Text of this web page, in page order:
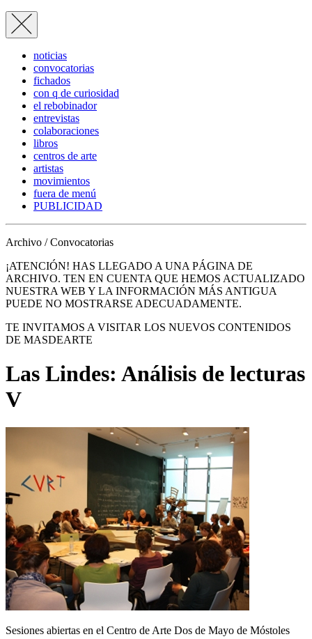
noticias
convocatorias
fichados
con q de curiosidad
el rebobinador
entrevistas
colaboraciones
libros
centros de arte
artistas
movimientos
fuera de menú
PUBLICIDAD
Archivo / Convocatorias
¡ATENCIÓN! HAS LLEGADO A UNA PÁGINA DE
ARCHIVO. TEN EN CUENTA QUE HEMOS ACTUALIZADO
NUESTRA WEB Y LA INFORMACIÓN MÁS ANTIGUA
PUEDE NO MOSTRARSE ADECUADAMENTE.
TE INVITAMOS A VISITAR LOS NUEVOS CONTENIDOS
DE MASDEARTE
Las Lindes: Análisis de lecturas
V
Sesiones abiertas en el Centro de Arte Dos de Mayo de Móstoles